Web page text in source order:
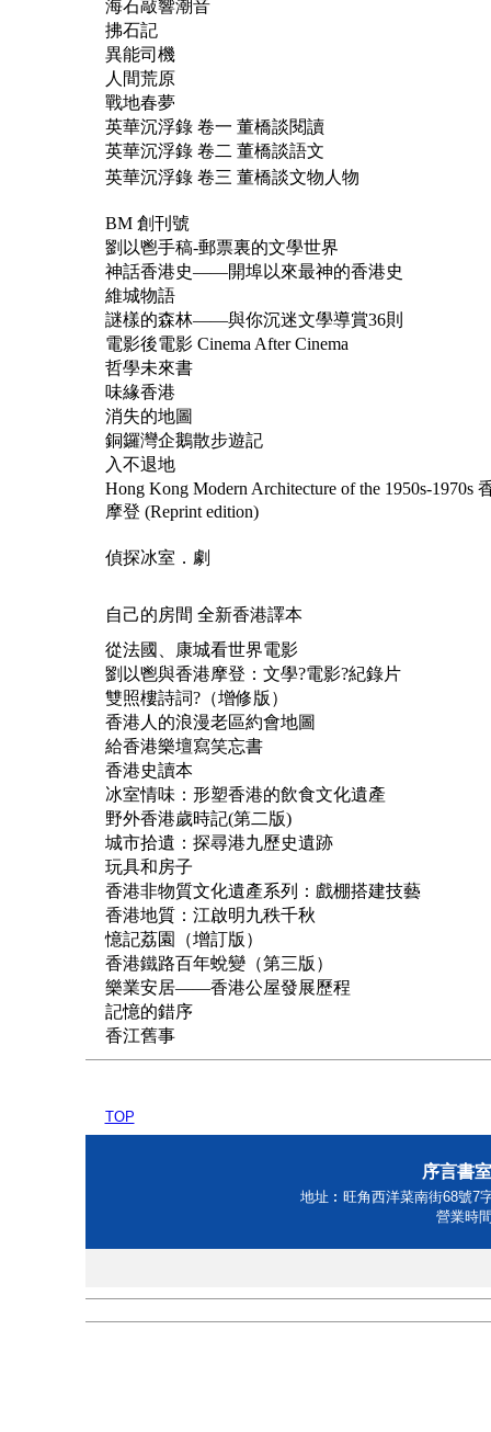
海石敲響潮音
拂石記
異能司機
人間荒原
戰地春夢
英華沉浮錄 卷一 董橋談閱讀
英華沉浮錄 卷二 董橋談語文
英華沉浮錄 卷三 董橋談文物人物
BM 創刊號
劉以鬯手稿-郵票裏的文學世界
神話香港史——開埠以來最神的香港史
維城物語
謎樣的森林——與你沉迷文學導賞36則
電影後電影 Cinema After Cinema
哲學未來書
味緣香港
消失的地圖
銅鑼灣企鵝散步遊記
入不退地
Hong Kong Modern Architecture of the 1950s-1970s
摩登 (Reprint edition)
偵探冰室．劇
自己的房間 全新香港譯本
從法國、康城看世界電影
劉以鬯與香港摩登：文學?電影?紀錄片
雙照樓詩詞?（增修版）
香港人的浪漫老區約會地圖
給香港樂壇寫笑忘書
香港史讀本
冰室情味：形塑香港的飲食文化遺產
野外香港歲時記(第二版)
城市拾遺：探尋港九歷史遺跡
玩具和房子
香港非物質文化遺產系列：戲棚搭建技藝
香港地質：江啟明九秩千秋
憶記荔園（增訂版）
香港鐵路百年蛻變（第三版）
樂業安居——香港公屋發展歷程
記憶的錯序
香江舊事
TOP
序言書
地址︰旺角西洋菜南街68號7
營業時